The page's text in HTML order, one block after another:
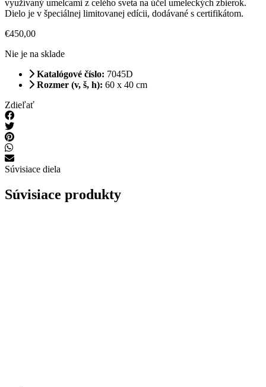
využívaný umelcami z celého sveta na účel umeleckých zbierok.
Dielo je v špeciálnej limitovanej edícii, dodávané s certifikátom.
€450,00
Nie je na sklade
Katalógové číslo: 7045D
Rozmer (v, š, h): 60 x 40 cm
Zdieľať
Súvisiace diela
Súvisiace produkty